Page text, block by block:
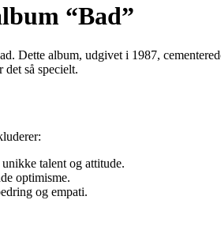
“Bad”
Dette album, udgivet i 1987,
så specielt.
talent og attitude.
optimisme.
og empati.